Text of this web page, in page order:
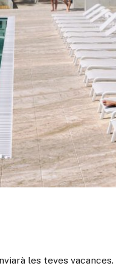
les teves vacances.